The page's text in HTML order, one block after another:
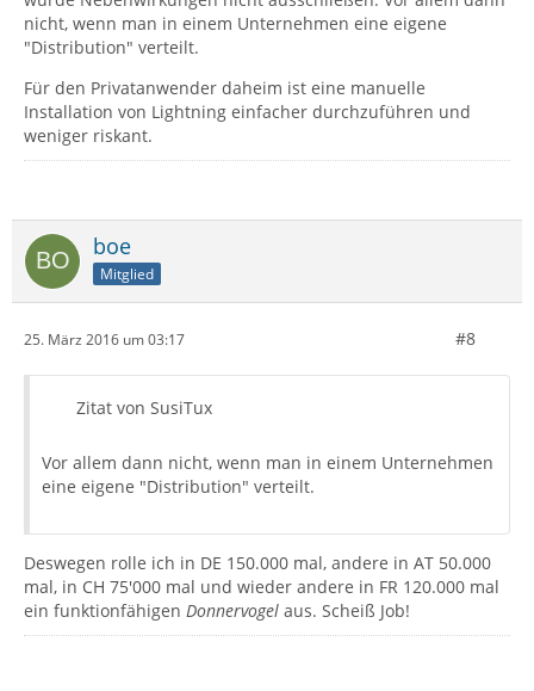
nicht, wenn man in einem Unternehmen eine eigene
"Distribution" verteilt.
Für den Privatanwender daheim ist eine manuelle
Installation von Lightning einfacher durchzuführen und
weniger riskant.
boe
Mitglied
25. März 2016 um 03:17 #8
Zitat von SusiTux
Vor allem dann nicht, wenn man in einem Unternehmen
eine eigene "Distribution" verteilt.
Deswegen rolle ich in DE 150.000 mal, andere in AT 50.000
mal, in CH 75'000 mal und wieder andere in FR 120.000 mal
ein funktionfähigen Donnervogel aus. Scheiß Job!